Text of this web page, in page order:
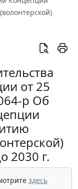
от 25
р Об
2030 г.
здесь